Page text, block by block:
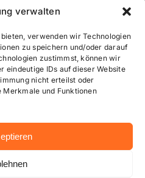
verwalten
verwenden wir Technologien
zu speichern und/oder darauf
zustimmst, können wir
eindeutige IDs auf dieser Website
nicht erteilst oder
und Funktionen
...online besser informiert!